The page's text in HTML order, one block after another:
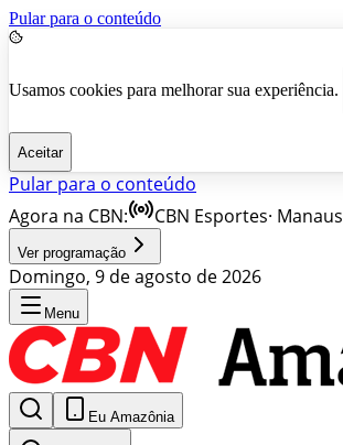
Pular para o conteúdo
Usamos cookies para melhorar sua experiência.
Aceitar
Pular para o conteúdo
Agora na CBN:
CBN Esportes· Manaus
Ver programação
Domingo, 9 de agosto de 2026
Menu
Eu Amazônia